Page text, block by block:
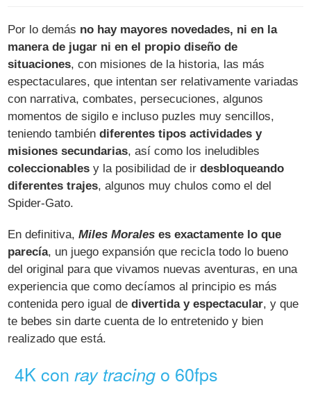
Por lo demás no hay mayores novedades, ni en la
manera de jugar ni en el propio diseño de
situaciones, con misiones de la historia, las más
espectaculares, que intentan ser relativamente variadas
con narrativa, combates, persecuciones, algunos
momentos de sigilo e incluso puzles muy sencillos,
teniendo tambiéndiferentes tipos actividades y
misiones secundarias, así como los ineludibles
coleccionables y la posibilidad de irdesbloqueando
diferentes trajes, algunos muy chulos como el del
Spider-Gato.
En definitiva,Miles Morales es exactamente lo que
parecía, un juego expansión que recicla todo lo bueno
del original para que vivamos nuevas aventuras, en una
experiencia que como decíamos al principio es más
contenida pero igual dedivertida y espectacular, y que
te bebes sin darte cuenta de lo entretenido y bien
realizado que está.
4K conray tracing o 60fps